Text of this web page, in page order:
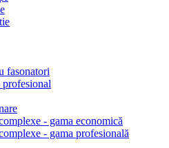
fasonatori
- gama economică
- gama profesională